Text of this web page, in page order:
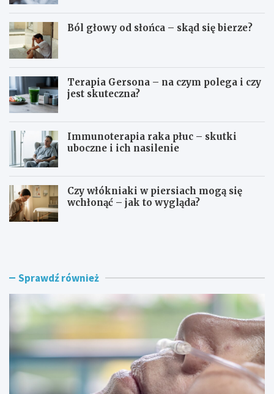
Ból głowy od słońca – skąd się bierze?
Terapia Gersona – na czym polega i czy
jest skuteczna?
Immunoterapia raka płuc – skutki
uboczne i ich nasilenie
Czy włókniaki w piersiach mogą się
wchłonąć – jak to wygląda?
O
i
e
o
a
O
i
e
p
Sprawdź również